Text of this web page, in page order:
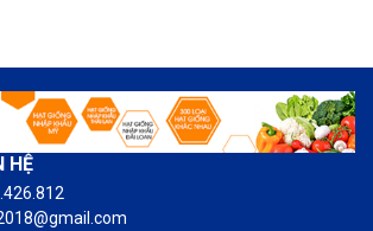
HỆ